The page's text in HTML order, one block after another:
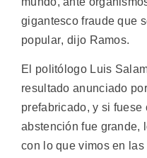
gigantesco fraude que
popular, dijo Ramos.
El politólogo Luis
resultado anunciado
prefabricado, y si fuese
abstención fue grande,
con lo que vimos en las